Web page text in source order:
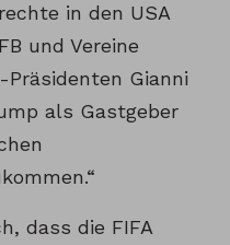
in den USA
und Vereine
Gianni
als Gastgeber
dass die FIFA